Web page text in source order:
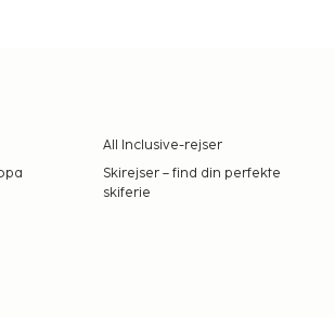
All Inclusive-rejser
Skirejser – find din perfekte
skiferie